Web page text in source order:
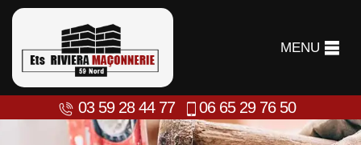
MENU
03 59 28 44 77 06 65 29 76 50